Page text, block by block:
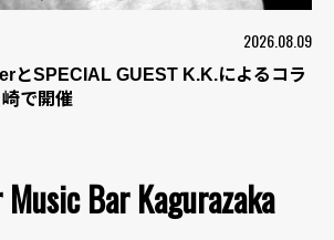
2026.08.09
とSPECIAL GUEST K.K.によるコラ
で開催
Bar Kagurazaka